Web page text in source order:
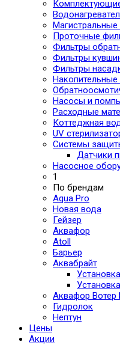
Проточные
Фильтры
Фильтры
Фильтры
Накопительные
Насосы и
Расходные
Коттеджная
UV
Системы
Датчики
Насосное
1
По брендам
Aqua Pro
Новая вода
Гейзер
Аквафор
Atoll
Барьер
Аквабрайт
Аквафор Вотер
Гидролок
Нептун
Цены
Акции